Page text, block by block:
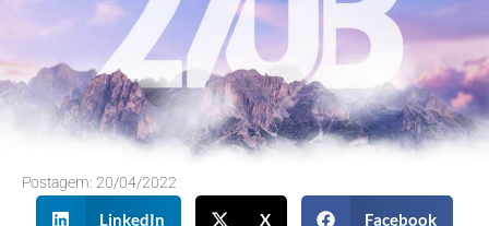
Postagem: 20/04/2022
LinkedIn X Facebook